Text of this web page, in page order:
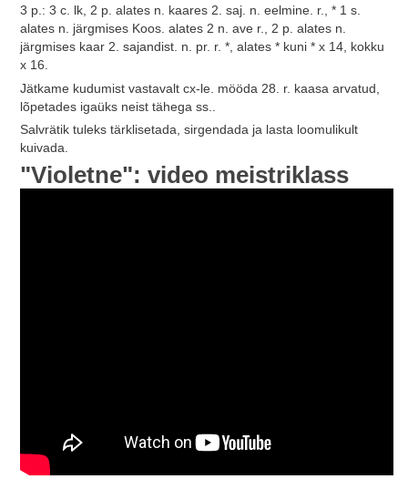
3 p.: 3 c. lk, 2 p. alates n. kaares 2. saj. n. eelmine. r., * 1 s.
alates n. järgmises Koos. alates 2 n. ave r., 2 p. alates n.
järgmises kaar 2. sajandist. n. pr. r. *, alates * kuni * x 14, kokku
x 16.
Jätkame kudumist vastavalt cx-le. mööda 28. r. kaasa arvatud,
lõpetades igaüks neist tähega ss..
Salvrätik tuleks tärklisetada, sirgendada ja lasta loomulikult
kuivada.
"Violetne": video meistriklass